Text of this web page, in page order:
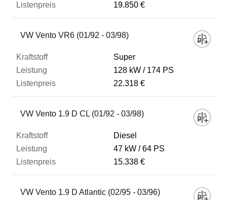
19.850 €
VW Vento VR6 (01/92 - 03/98)
Super
128 kW
174 PS
22.318 €
VW Vento 1.9 D CL (01/92 - 03/98)
Diesel
47 kW
64 PS
15.338 €
VW Vento 1.9 D Atlantic (02/95 - 03/96)